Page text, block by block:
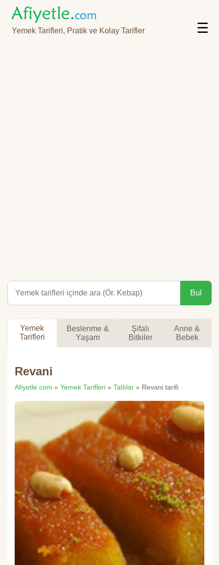
Yemek Tarifleri, Pratik ve Kolay Tarifler ☰
Bul
Yemek
Tarifleri
Beslenme &
Yaşam
Şifalı
Bitkiler
Anne &
Bebek
Revani
Afiyetle.com » Yemek Tarifleri » Tatlılar » Revani tarifi